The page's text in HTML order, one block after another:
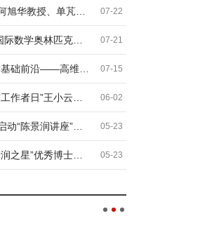
07-22
07-21
07-15
06-02
05-23
05-23